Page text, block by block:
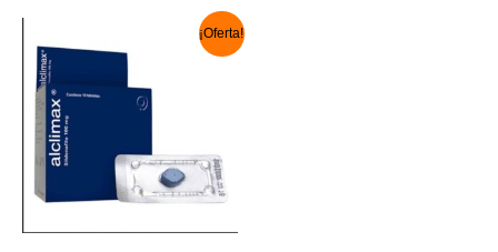
¡Oferta!
precio
original
S/ 99.00.
es:
S/ 49.00.